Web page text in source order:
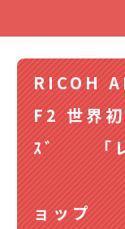
RICOH
F2 世界
ｽﾞ 「
高知
ョッ